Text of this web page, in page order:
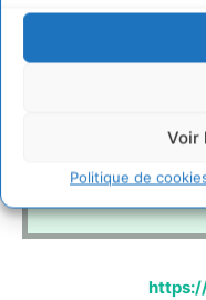
Voir
Politique de